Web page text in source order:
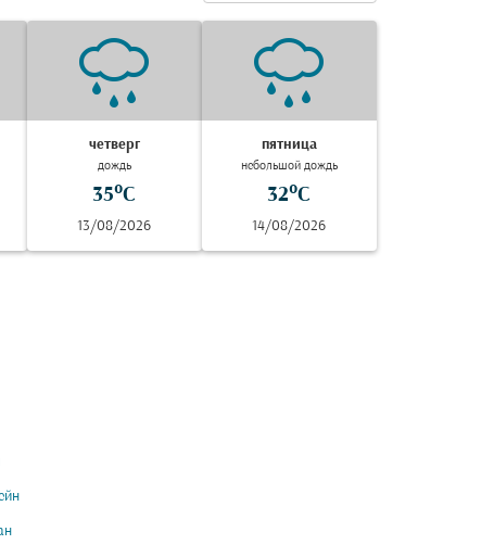
четверг
дождь
35°C
13/08/2026
пятница
небольшой дождь
32°C
14/08/2026